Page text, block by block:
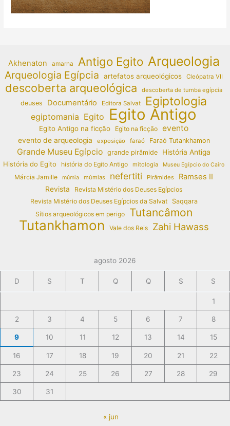
Akhenaton amarna Antigo Egito Arqueologia
Arqueologia Egípcia artefatos arqueológicos Cleópatra VII
descoberta arqueológica descoberta de tumba egípcia
deuses Documentário Editora Salvat Egiptologia
egiptomania Egito Egito Antigo
Egito Antigo na ficção Egito na ficção evento
evento de arqueologia exposição faraó Faraó Tutankhamon
Grande Museu Egípcio grande pirâmide
História Antiga
História do Egito
história do Egito Antigo mitologia Museu Egípcio do Cairo
Márcia Jamille múmia múmias nefertiti Pirâmides Ramses II
Revista
Revista Mistério dos Deuses Egípcios
Revista Mistério dos Deuses Egípcios da Salvat
Saqqara
Sítios arqueológicos em perigo
Tutancâmon
Tutankhamon Vale dos Reis Zahi Hawass
agosto 2026
D S T Q Q S S
1
2 3 4 5 6 7 8
9 10 11 12 13 14 15
16 17 18 19 20 21 22
23 24 25 26 27 28 29
30 31
« jun